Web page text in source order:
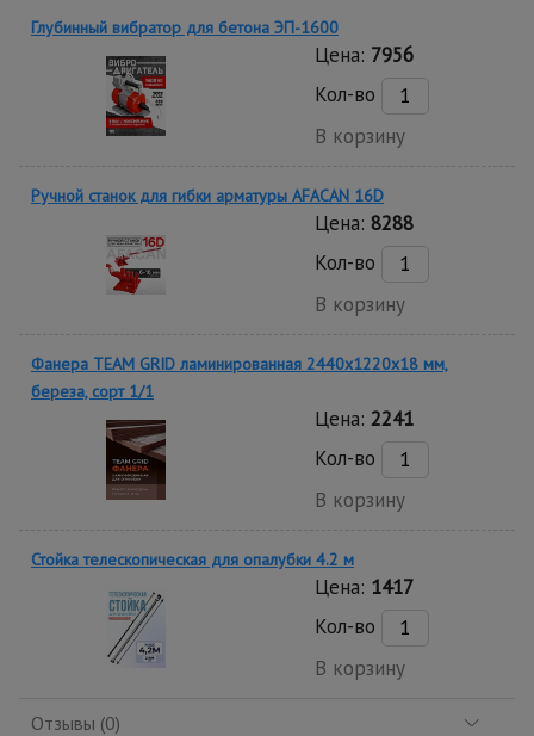
Глубинный вибратор для бетона ЭП-1600
Цена: 7956
Кол-во
В корзину
Ручной станок для гибки арматуры AFACAN 16D
Цена: 8288
Кол-во
В корзину
Фанера TEAM GRID ламинированная 2440х1220х18 мм,
береза, сорт 1/1
Цена: 2241
Кол-во
В корзину
Стойка телескопическая для опалубки 4.2 м
Цена: 1417
Кол-во
В корзину
Отзывы (0)